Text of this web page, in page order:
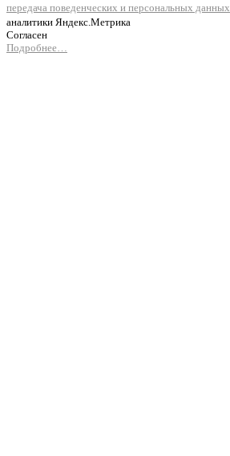
передача поведенческих и персональных данных
аналитики Яндекс.Метрика
Согласен
Подробнее…